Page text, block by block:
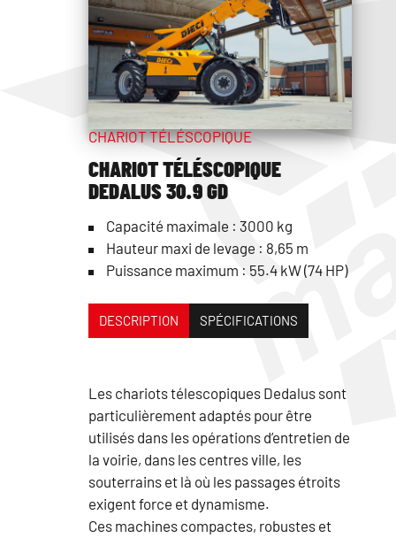
CHARIOT TÉLÉSCOPIQUE
CHARIOT TÉLÉSCOPIQUE
DEDALUS 30.9 GD
Capacité maximale : 3000 kg
Hauteur maxi de levage : 8,65 m
Puissance maximum : 55.4 kW (74 HP)
DESCRIPTION SPÉCIFICATIONS
Les chariots télescopiques Dedalus sont
particulièrement adaptés pour être
utilisés dans les opérations d’entretien de
la voirie, dans les centres ville, les
souterrains et là où les passages étroits
exigent force et dynamisme.
Ces machines compactes, robustes et